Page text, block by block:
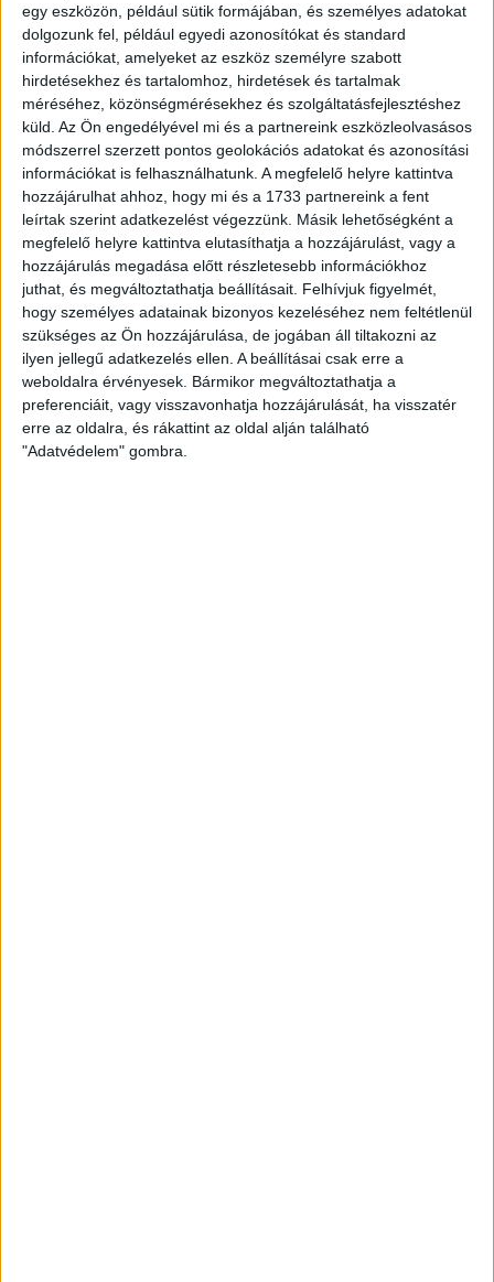
egy eszközön, például sütik formájában, és személyes adatokat
dolgozunk fel, például egyedi azonosítókat és standard
információkat, amelyeket az eszköz személyre szabott
hirdetésekhez és tartalomhoz, hirdetések és tartalmak
méréséhez, közönségmérésekhez és szolgáltatásfejlesztéshez
küld. Az Ön engedélyével mi és a partnereink eszközleolvasásos
módszerrel szerzett pontos geolokációs adatokat és azonosítási
információkat is felhasználhatunk. A megfelelő helyre kattintva
hozzájárulhat ahhoz, hogy mi és a 1733 partnereink a fent
leírtak szerint adatkezelést végezzünk. Másik lehetőségként a
megfelelő helyre kattintva elutasíthatja a hozzájárulást, vagy a
hozzájárulás megadása előtt részletesebb információkhoz
juthat, és megváltoztathatja beállításait. Felhívjuk figyelmét,
hogy személyes adatainak bizonyos kezeléséhez nem feltétlenül
szükséges az Ön hozzájárulása, de jogában áll tiltakozni az
ilyen jellegű adatkezelés ellen. A beállításai csak erre a
weboldalra érvényesek. Bármikor megváltoztathatja a
preferenciáit, vagy visszavonhatja hozzájárulását, ha visszatér
erre az oldalra, és rákattint az oldal alján található
"Adatvédelem" gombra.
ENGEDI MÁRK